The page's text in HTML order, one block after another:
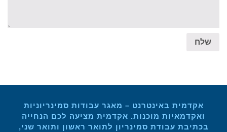
שלח
אקדמית באינטרנט – מאגר עבודות סמינריוניות
ואקדמאיות מוכנות. אקדמית מציעה לכם הנחייה
בכתיבת עבודת סמינריון לתואר ראשון ותואר שני,